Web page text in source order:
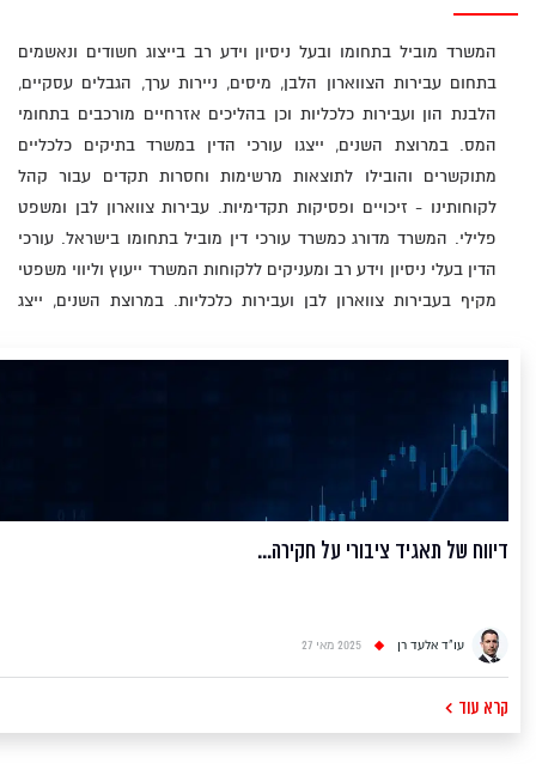
המשרד מוביל בתחומו ובעל ניסיון וידע רב בייצוג חשודים ונאשמים
בתחום עבירות הצווארון הלבן, מיסים, ניירות ערך, הגבלים עסקיים,
הלבנת הון ועבירות כלכליות וכן בהליכים אזרחיים מורכבים בתחומי
המס. במרוצת השנים, ייצגו עורכי הדין במשרד בתיקים כלכליים
מתוקשרים והובילו לתוצאות מרשימות וחסרות תקדים עבור קהל
לקוחותינו - זיכויים ופסיקות תקדימיות. עבירות צווארון לבן ומשפט
פלילי. המשרד מדורג כמשרד עורכי דין מוביל בתחומו בישראל. עורכי
הדין בעלי ניסיון וידע רב ומעניקים ללקוחות המשרד ייעוץ וליווי משפטי
מקיף בעבירות צווארון לבן ועבירות כלכליות. במרוצת השנים, ייצג
לתוצאות חסרות תקדים. המשרד מלווה את הלקוח בכל שלבי ההליך,
בטרם הוגש כתב אישום וכן ליטיגציה בבתי המשפט השונים והגנה
משפטית מקיפה, עת הוגש כתב אישום. המשרד מייצג לקוחות
נורמטיבים - אנשי עסקים, בכירים במשק הישראלי, עובדי ציבור, עורכי
דין, רואי חשבון, בעלי מקצועות חופשיים ואנשים פרטיים - בעבירות
צווארון לבן - עבירות שוחד, מרמה והפרת אמונים וכו׳, וכן בעבירות
המשרד מדורג כמשרד בוטיק מוביל בתחום דיני המס, מיסוי פלילי
ומיסוי אזרחי כאחד. מחלקת המיסים במשרד רן-תירוש ושות' כוללת
צוות עורכי דין בכירים ויועצים, יוצאי רשות המיסים, בעלי ותק מקצועי
ומוניטין רב שנים של כ- 25 שנה, המתמחים באופן מובהק בדיני מיסים
דיווח של תאגיד ציבורי על חקירה...
עו"ד אלעד רן 2025 מאי 27
קרא עוד